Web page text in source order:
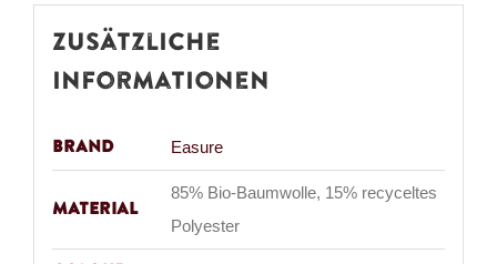
Zusätzliche
Informationen
Brand Easure
Material
85% Bio-Baumwolle, 15% recyceltes
Polyester